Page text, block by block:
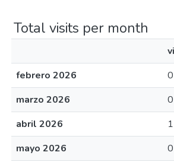
Total visits per month
febrero 2026
0
marzo 2026
0
abril 2026
1
mayo 2026
0